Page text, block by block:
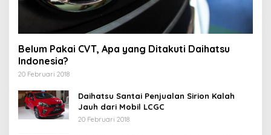
Belum Pakai CVT, Apa yang Ditakuti Daihatsu
Indonesia?
20 Februari 2018
Daihatsu Santai Penjualan Sirion Kalah
Jauh dari Mobil LCGC
20 Februari 2018